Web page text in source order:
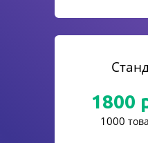
1800
1000